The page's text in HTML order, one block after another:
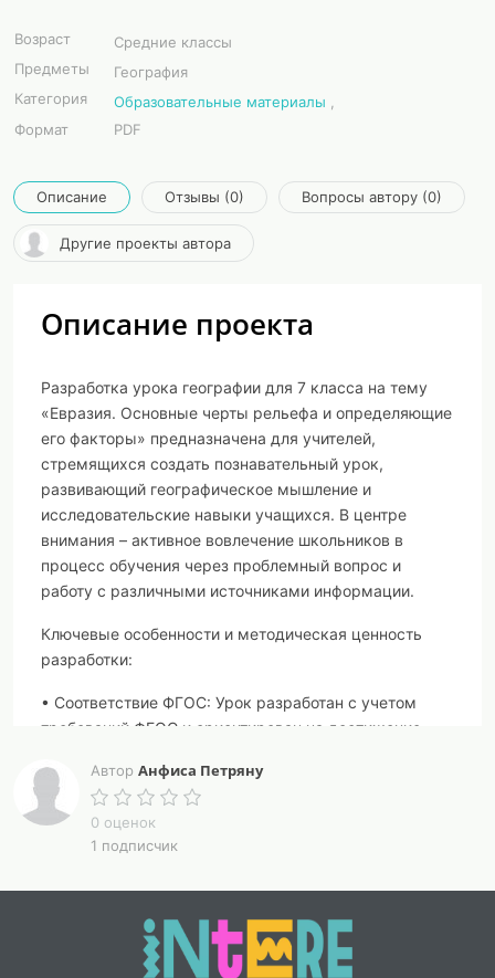
Возраст
Средние классы
Предметы
География
Категория
Образовательные материалы
Формат
PDF
Описание Отзывы (0) Вопросы автору (0)
Другие проекты автора
Описание проекта
Разработка урока географии для 7 класса на тему
«Евразия. Основные черты рельефа и определяющие
его факторы» предназначена для учителей,
стремящихся создать познавательный урок,
развивающий географическое мышление и
исследовательские навыки учащихся. В центре
внимания – активное вовлечение школьников в
процесс обучения через проблемный вопрос и
работу с различными источниками информации.
Ключевые особенности и методическая ценность
разработки:
• Соответствие ФГОС: Урок разработан с учетом
требований ФГОС и ориентирован на достижение
результатов обучения.
• Проблемно-ориентированный подход: Урок
строится вокруг проблемного вопроса,
• Интерактивность: Включены разнообразные
интерактивные формы работы.
Автор Анфиса Петряну
0 оценок
1 подписчик